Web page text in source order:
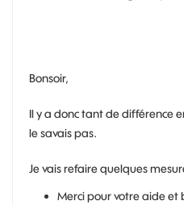
Bonsoir,
Il y a donc tant de différence
le savais pas.
Je vais refaire quelques
Merci pour votre aide et